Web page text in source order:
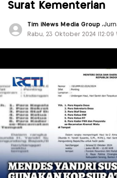
Surat Kementerian
Tim iNews Media Group,
Rabu, 23 Oktober 2024 |12:09